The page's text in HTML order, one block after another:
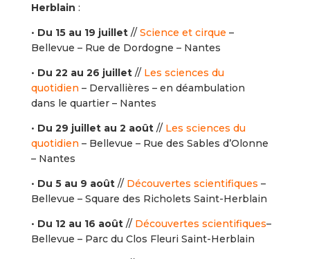
Herblain :
• Du 15 au 19 juillet// Science et cirque –
Bellevue – Rue de Dordogne – Nantes
• Du 22 au 26 juillet// Les sciences du
quotidien – Dervallières – en déambulation
dans le quartier – Nantes
• Du 29 juillet au 2 août// Les sciences du
quotidien – Bellevue – Rue des Sables d’Olonne
– Nantes
• Du 5 au 9 août// Découvertes scientifiques –
Bellevue – Square des Richolets Saint-Herblain
• Du 12 au 16 août// Découvertes scientifiques–
Bellevue – Parc du Clos Fleuri Saint-Herblain